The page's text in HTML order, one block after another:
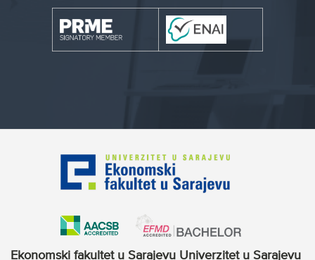
Ekonomski fakultet u Sarajevu Univerzitet u Sarajevu